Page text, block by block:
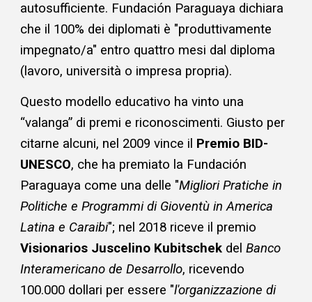
autosufficiente. Fundación Paraguaya dichiara
che il 100% dei diplomati è "produttivamente
impegnato/a" entro quattro mesi dal diploma
(lavoro, università o impresa propria).
Questo modello educativo ha vinto una
“valanga” di premi e riconoscimenti. Giusto per
citarne alcuni, nel 2009 vince il Premio BID-
UNESCO, che ha premiato la Fundación
Paraguaya come una delle "Migliori Pratiche in
Politiche e Programmi di Gioventù in America
Latina e Caraibi"; nel 2018 riceve il premio
Visionarios Juscelino Kubitschek delBanco
Interamericano de Desarrollo, ricevendo
100.000 dollari per essere "l'organizzazione di